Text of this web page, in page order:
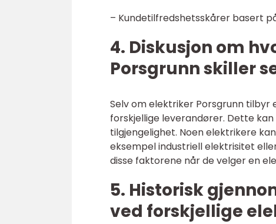
– Kundetilfredshetsskårer basert
4. Diskusjon om
Porsgrunn skiller
Selv om elektriker Porsgrunn
forskjellige leverandører. Dette
tilgjengelighet. Noen elektrikere
eksempel industriell elektrisitet
disse faktorene når de velger en
5. Historisk
ved forskjellige